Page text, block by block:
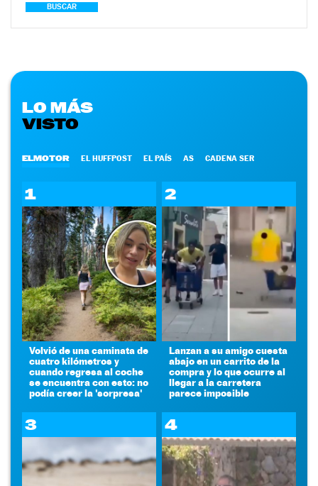
BUSCAR
LO MÁS
VISTO
ELMOTOR EL HUFFPOST EL PAÍS AS CADENA SER
1
Volvió de una caminata de
cuatro kilómetros y
cuando regresa al coche
se encuentra con esto: no
podía creer la 'sorpresa'
2
Lanzan a su amigo cuesta
abajo en un carrito de la
compra y lo que ocurre al
llegar a la carretera
parece imposible
3 4